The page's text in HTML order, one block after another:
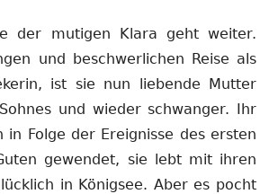
der mutigen Klara geht weiter.
und beschwerlichen Reise als
ist sie nun liebende Mutter
und wieder schwanger. Ihr
in Folge der Ereignisse des ersten
gewendet, sie lebt mit ihren
in Königsee. Aber es pocht